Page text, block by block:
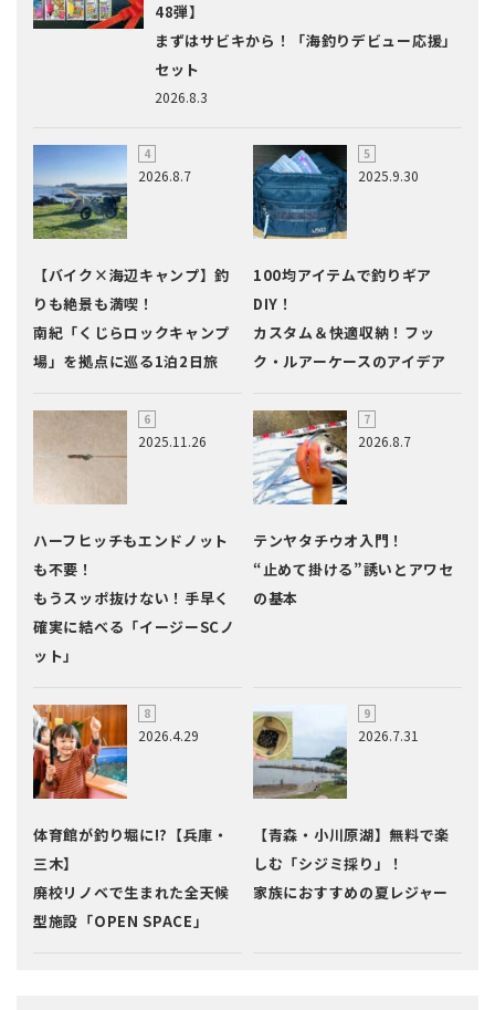
2026.8.3
48弾】
まずはサビキから！「海釣りデビュー応援」
セット
2026.8.7
【バイク×海辺キャンプ】釣
りも絶景も満喫！
南紀「くじらロックキャンプ
場」を拠点に巡る1泊2日旅
2025.9.30
100均アイテムで釣りギア
DIY！
カスタム＆快適収納！フッ
ク・ルアーケースのアイデア
2025.11.26
ハーフヒッチもエンドノット
も不要！
もうスッポ抜けない！手早く
確実に結べる「イージーSCノ
ット」
2026.8.7
テンヤタチウオ入門！
“止めて掛ける”誘いとアワセ
の基本
2026.4.29
体育館が釣り堀に!?【兵庫・
三木】
廃校リノベで生まれた全天候
型施設「OPEN SPACE」
2026.7.31
【青森・小川原湖】無料で楽
しむ「シジミ採り」！
家族におすすめの夏レジャー